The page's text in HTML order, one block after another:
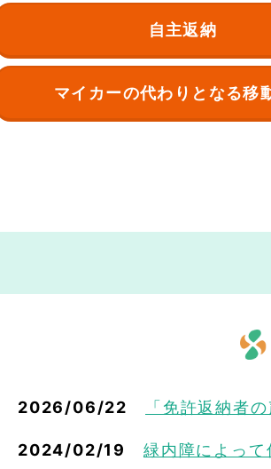
自主返納
マイカーの代わりとなる移
2026/06/22 「免許返納者
2024/02/19 緑内障によっ